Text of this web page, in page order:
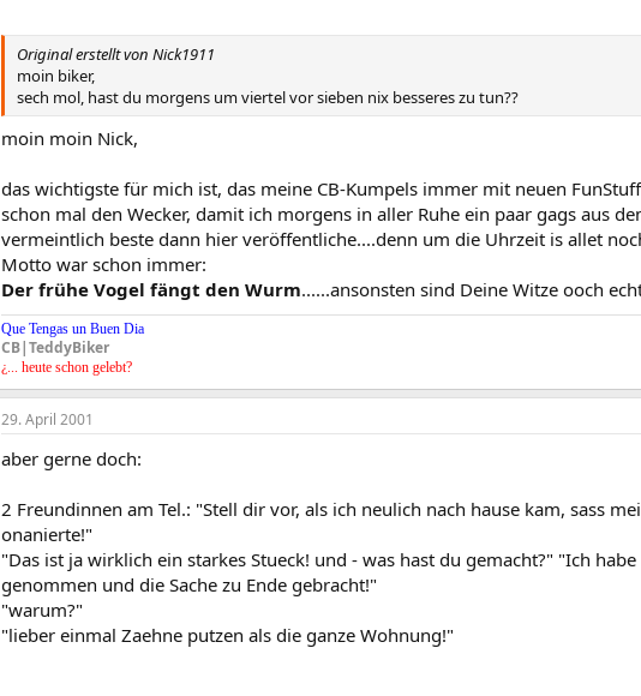
Original erstellt von Nick1911
moin biker,
sech mol, hast du morgens um viertel vor sieben nix besseres zu tun??
moin moin Nick,
das wichtigste für mich ist, das meine CB-Kumpels immer mit neuen
schon mal den Wecker, damit ich morgens in aller Ruhe ein paar gags aus
vermeintlich beste dann hier veröffentliche....denn um die Uhrzeit is allet
Motto war schon immer:
Der frühe Vogel fängt den Wurm......ansonsten sind Deine Witze ooch
Que Tengas un Buen Dia
CB|TeddyBiker
¿... heute schon gelebt?
29. April 2001
aber gerne doch:
2 Freundinnen am Tel.: "Stell dir vor, als ich neulich nach hause kam, sass
onanierte!"
"Das ist ja wirklich ein starkes Stueck! und - was hast du gemacht?" "Ich
genommen und die Sache zu Ende gebracht!"
"warum?"
"lieber einmal Zaehne putzen als die ganze Wohnung!"